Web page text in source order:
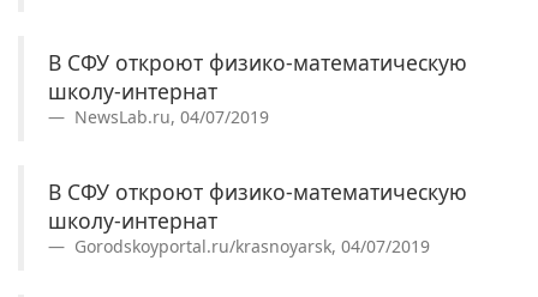
В СФУ откроют физико-математическую
школу-интернат
NewsLab.ru, 04/07/2019
В СФУ откроют физико-математическую
школу-интернат
Gorodskoyportal.ru/krasnoyarsk, 04/07/2019